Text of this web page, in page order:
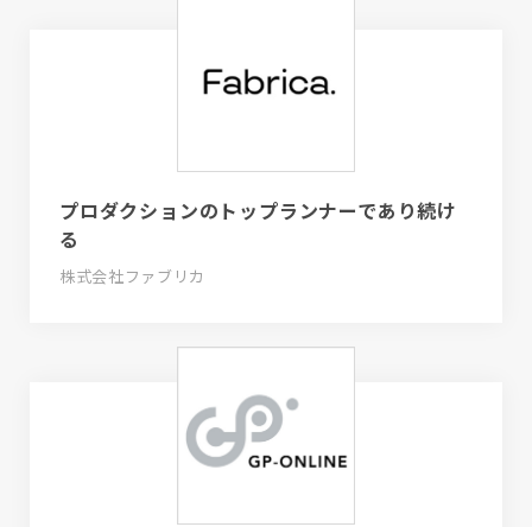
プロダクションのトップランナーであり続け
る
株式会社ファブリカ